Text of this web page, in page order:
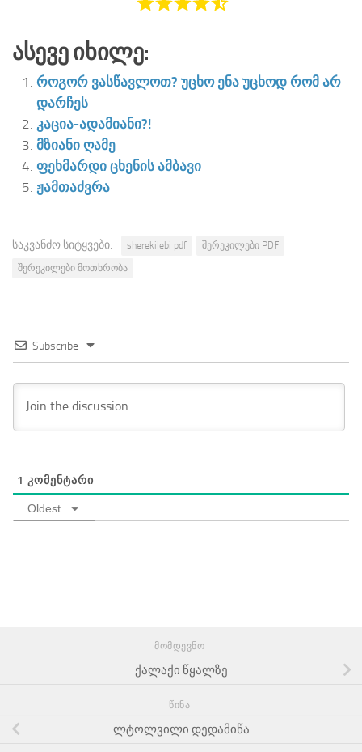
Ასევე Იხილე:
როგორ ვასწავლოთ? უცხო ენა უცხოდ რომ არ
დარჩეს
კაცია-ადამიანი?!
მზიანი ღამე
ფეხმარდი ცხენის ამბავი
ჟამთაძვრა
საკვანძო სიტყვები: sherekilebi pdf
შერეკილები PDF
შერეკილები მოთხრობა
Subscribe
1 ᲙᲝᲛᲔᲜᲢᲐᲠᲘ
Oldest
ᲛᲝᲛᲓᲔᲕᲜᲝ
ქალაქი წყალზე
ᲬᲘᲜᲐ
ლტოლვილი დედამიწა